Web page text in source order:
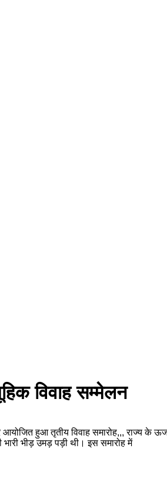
विवाह सम्मेलन
हुआ तृतीय विवाह समारोह,,, राज्य के
भीड़ उमड़ पड़ी थी। इस समारोह में